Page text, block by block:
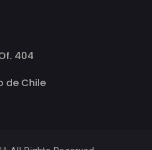
404
de Chile